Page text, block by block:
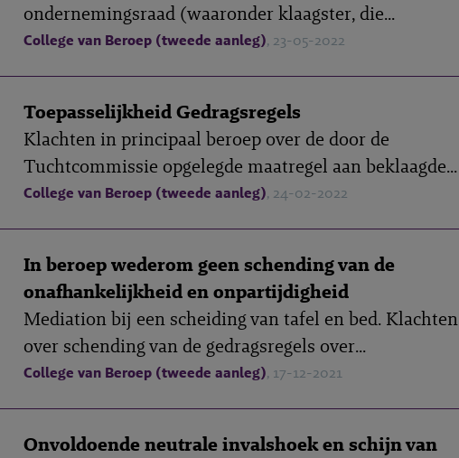
ondernemingsraad (waaronder klaagster, die...
College van Beroep (tweede aanleg), 23-05-2022
Toepasselijkheid Gedragsregels
Klachten in principaal beroep over de door de
Tuchtcommissie opgelegde maatregel aan beklaagde...
College van Beroep (tweede aanleg), 24-02-2022
In beroep wederom geen schending van de
onafhankelijkheid en onpartijdigheid
Mediation bij een scheiding van tafel en bed. Klachten
over schending van de gedragsregels over...
College van Beroep (tweede aanleg), 17-12-2021
Onvoldoende neutrale invalshoek en schijn van